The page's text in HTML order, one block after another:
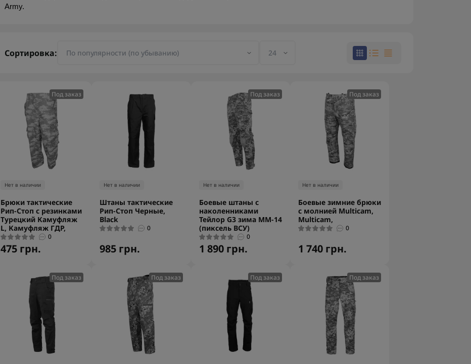
Army.
Сортировка:
Под заказ
Нет в наличии
Брюки тактические
Рип-Стоп с резинками
Турецкий Камуфляж
L, Камуфляж ГДР,
0
475 грн.
Нет в наличии
Штаны тактические
Рип-Стоп Черные,
Black
0
985 грн.
Под заказ
Нет в наличии
Боевые штаны с
наколенниками
Тейлор G3 зима ММ-14
(пиксель ВСУ)
0
1 890 грн.
Под заказ
Нет в наличии
Боевые зимние брюки
с молнией Multicam,
Multicam,
0
1 740 грн.
Под заказ Под заказ Под заказ Под заказ